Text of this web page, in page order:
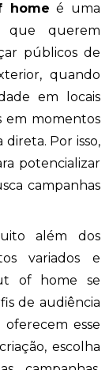
home é uma
que querem
públicos de
quando
em locais
em momentos
Por isso,
potencializar
campanhas
além dos
variados e
of home se
de audiência
esse
escolha